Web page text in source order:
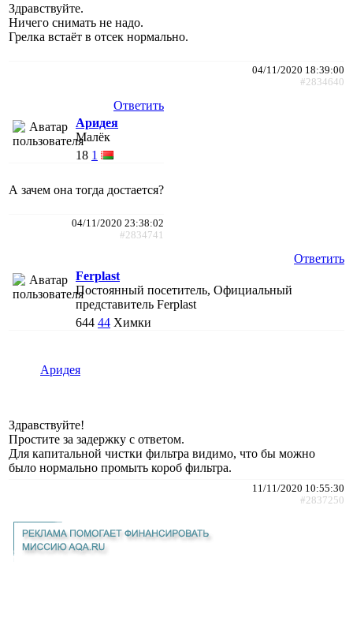
Здравствуйте.
Ничего снимать не надо.
Грелка встаёт в отсек нормально.
04/11/2020 18:39:00
#2834640
Ответить
Аридея
Малёк
18 1
А зачем она тогда достается?
04/11/2020 23:38:02
#2834741
Ответить
Ferplast
Постоянный посетитель, Официальный
представитель Ferplast
644 44 Химки
Аридея
Здравствуйте!
Простите за задержку с ответом.
Для капитальной чистки фильтра видимо, что бы можно
было нормально промыть короб фильтра.
11/11/2020 10:55:30
#2837250